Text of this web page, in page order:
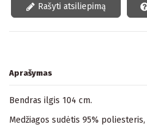
Rašyti atsiliepimą
Aprašymas
Bendras ilgis 104 cm.
Medžiagos sudėtis 95% poliesteris,